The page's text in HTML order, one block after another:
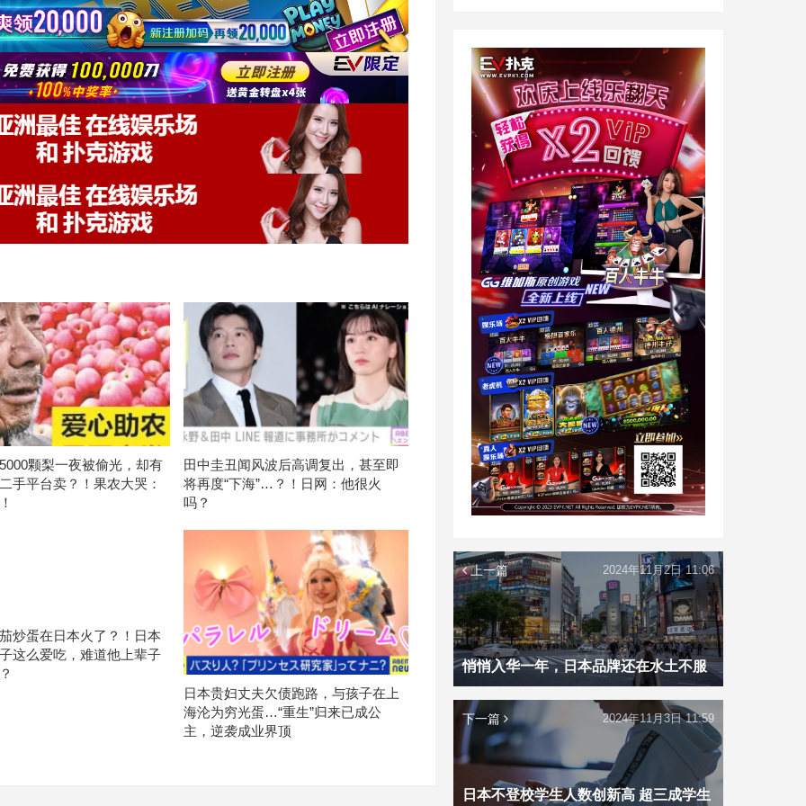
颗梨一夜被偷光，却有
手平台卖？！果农大哭：
田中圭丑闻风波后高调复出，甚至即
将再度“下海”…？！日网：他很火
吗？
炒蛋在日本火了？！日本
这么爱吃，难道他上辈子
日本贵妇丈夫欠债跑路，与孩子在上
海沦为穷光蛋…“重生”归来已成公
主，逆袭成业界顶
上一篇
悄悄入华一年，日本品牌还在水土不服
2024年11月2日 11:06
下一篇
日本不登校学生人数创新高 超三成学生
2024年11月3日 11:59